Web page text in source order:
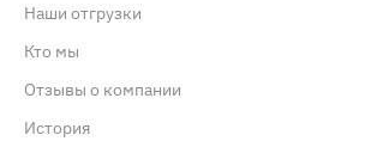
Наши отгрузки
Кто мы
Отзывы о компании
История